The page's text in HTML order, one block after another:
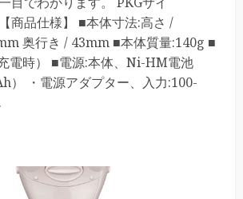
商品仕様】 ■本体寸法:高さ /
奥行き / 43mm ■本体質量:140g ■
電時） ■電源:本体、Ni-HM電池
） ・電源アダプター、入力:100-